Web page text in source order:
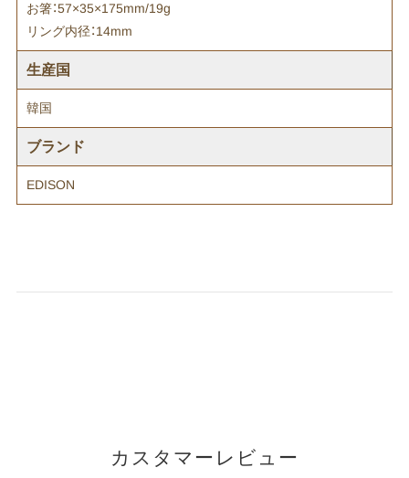
お箸：57×35×175mm/19g
リング内径：14mm
生産国
韓国
ブランド
EDISON
カスタマーレビュー